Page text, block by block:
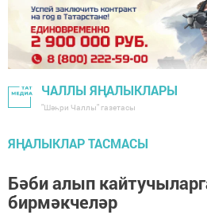
ЧАЛЛЫ ЯҢАЛЫКЛАРЫ
"Шәһри Чаллы" газетасы
ЯҢАЛЫКЛАР ТАСМАСЫ
Бәби алып
бирмәкчеләр